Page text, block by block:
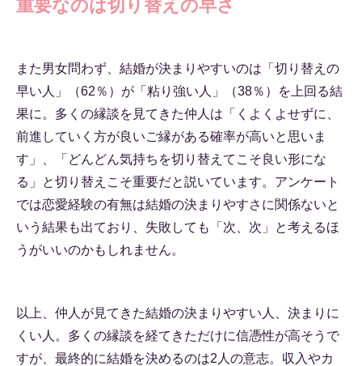
重要なのは切り替えの早さ
また男女問わず、結婚が決まりやすいのは「切り替えの
早い人」（62％）が「粘り強い人」（38％）を上回る結
果に。多くの縁談を見てきた仲人は「くよくよせずに、
前進していく方が良いご縁がある確率が高いと思いま
す」、「どんどん気持ちを切り替えてこそ良い形にな
る」と切り替えこそ重要だと説いています。アンケート
では恋愛経験の有無は結婚の決まりやすさに関係ないと
いう結果も出ており、失敗しても「次、次」と考えるほ
うがいいのかもしれません。
以上、仲人が見てきた結婚の決まりやすい人、決まりに
くい人。多くの縁談を経てきただけに信憑性が高そうで
すが、最終的に結婚を決めるのは2人の意志。収入やカ